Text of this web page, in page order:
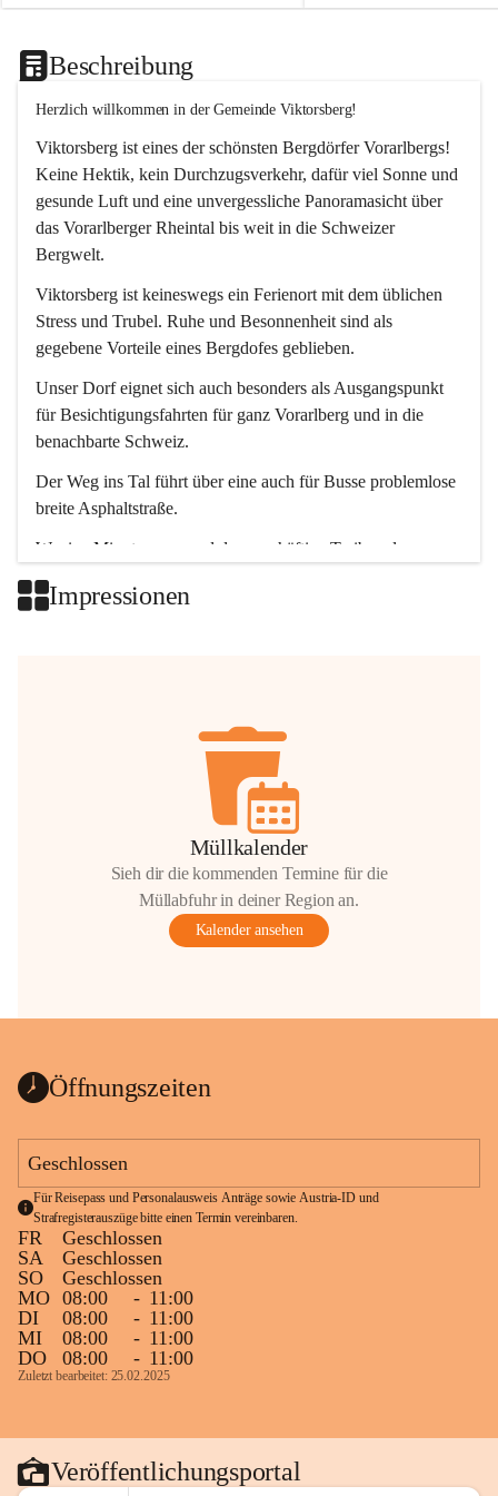
Beschreibung
Herzlich willkommen in der Gemeinde Viktorsberg!
Viktorsberg ist eines der schönsten Bergdörfer Vorarlbergs!
Keine Hektik, kein Durchzugsverkehr, dafür viel Sonne und
gesunde Luft und eine unvergessliche Panoramasicht über
das Vorarlberger Rheintal bis weit in die Schweizer
Bergwelt.
Viktorsberg ist keineswegs ein Ferienort mit dem üblichen
Stress und Trubel. Ruhe und Besonnenheit sind als
gegebene Vorteile eines Bergdofes geblieben.
Unser Dorf eignet sich auch besonders als Ausgangspunkt
für Besichtigungsfahrten für ganz Vorarlberg und in die
benachbarte Schweiz.
Der Weg ins Tal führt über eine auch für Busse problemlose
breite Asphaltstraße.
Wenige Minuten nur, und das geschäftige Treiben der
Impressionen
Müllkalender
Sieh dir die kommenden Termine für die
Müllabfuhr in deiner Region an.
Kalender ansehen
Öffnungszeiten
Geschlossen
Für Reisepass und Personalausweis Anträge sowie Austria-ID und
Strafregisterauszüge bitte einen Termin vereinbaren.
FR
Geschlossen
SA
Geschlossen
SO
Geschlossen
MO 08:00 - 11:00
DI
08:00 - 11:00
MI
08:00 - 11:00
DO
08:00 - 11:00
Zuletzt bearbeitet: 25.02.2025
Veröffentlichungsportal